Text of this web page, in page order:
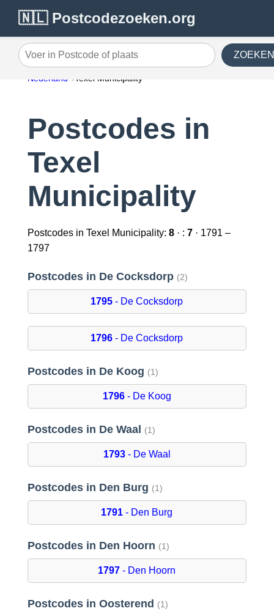
🇳🇱 Postcodezoeken.org
Voer in Postcode of plaats ZOEKEN
Nederland Texel Municipality
Postcodes in
Texel
Municipality
Postcodes in Texel Municipality: 8· : 7· 1791 –
1797
Postcodes in De Cocksdorp (2)
1795 - De Cocksdorp
1796 - De Cocksdorp
Postcodes in De Koog (1)
1796- De Koog
Postcodes in De Waal (1)
1793- De Waal
Postcodes in Den Burg (1)
1791 - Den Burg
Postcodes in Den Hoorn (1)
1797 - Den Hoorn
Postcodes in Oosterend (1)